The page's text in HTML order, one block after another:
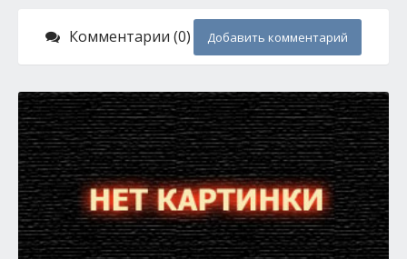
Комментарии (0) Добавить комментарий